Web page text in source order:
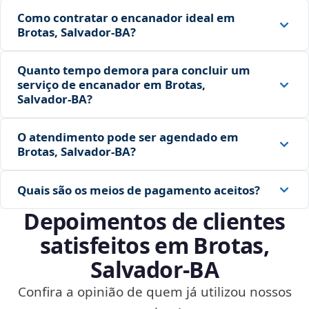
Como contratar o encanador ideal em
Brotas, Salvador‑BA?
Quanto tempo demora para concluir um
serviço de encanador em Brotas,
Salvador‑BA?
O atendimento pode ser agendado em
Brotas, Salvador‑BA?
Quais são os meios de pagamento aceitos?
Depoimentos de clientes
satisfeitos em Brotas,
Salvador‑BA
Confira a opinião de quem já utilizou nossos